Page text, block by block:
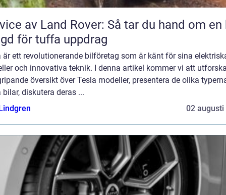
av Land Rover: Så tar du hand om en
för tuffa uppdrag
är ett revolutionerande bilföretag som är känt för sina
och innovativa teknik. I denna artikel kommer vi att
översikt över Tesla modeller, presentera de olika
bilar, diskutera deras ...
02 augusti